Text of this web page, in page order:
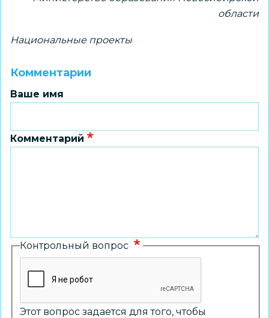
области
Национальные проекты
Комментарии
Ваше имя
Комментарий
Контрольный вопрос
Этот вопрос задается для того, чтобы